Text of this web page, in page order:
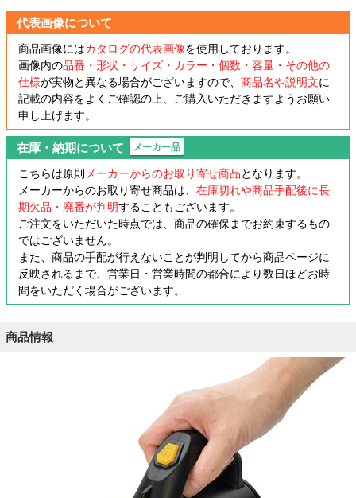
代表画像について
商品画像にはカタログの代表画像を使用しております。
画像内の品番・形状・サイズ・カラー・個数・容量・その他の
仕様が実物と異なる場合がございますので、 商品名や説明文に
記載の内容をよくご確認の上、ご購入いただきますようお願い
申し上げます。
在庫・納期について メーカー品
こちらは原則メーカーからのお取り寄せ商品となります。
メーカーからのお取り寄せ商品は、 在庫切れや商品手配後に長
期欠品・廃番が判明することもございます。
ご注文をいただいた時点では、商品の確保までお約束するもの
ではございません。
また、商品の手配が行えないことが判明してから商品ページに
反映されるまで、営業日・営業時間の都合により数日ほどお時
間をいただく場合がございます。
商品情報